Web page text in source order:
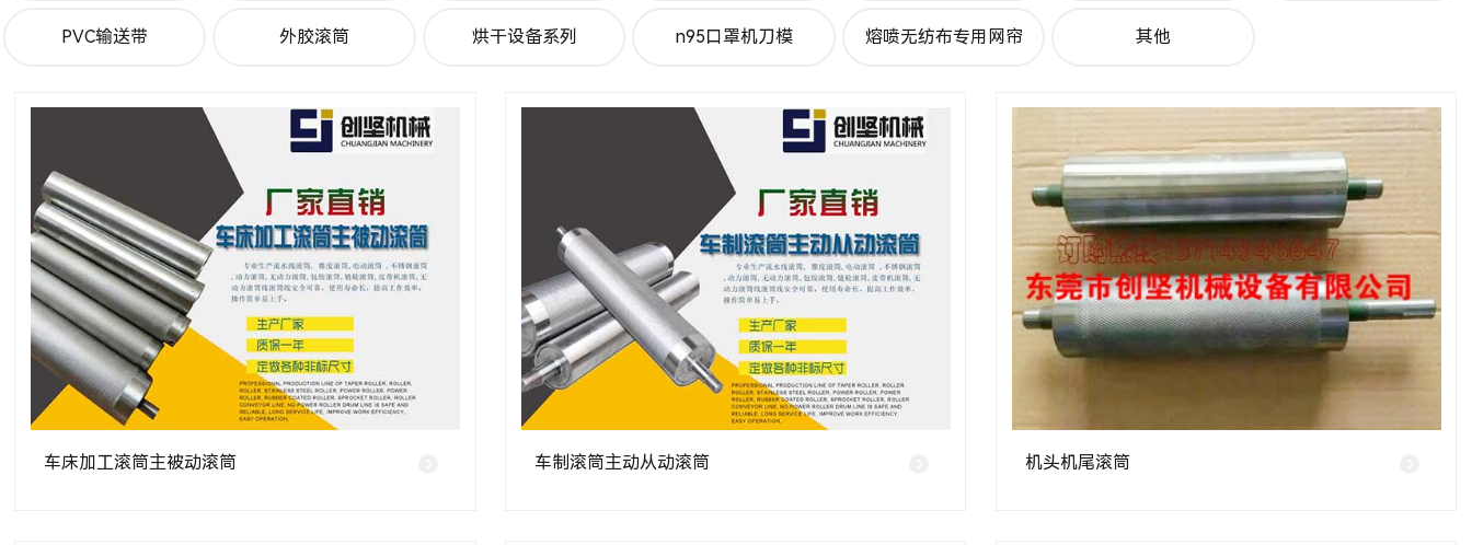
PVC输送带 外胶滚筒 烘干设备系列 n95口罩机刀模 熔喷无纺布专用网帘 其他
车床加工滚筒主被动滚筒 车制滚筒主动从动滚筒 机头机尾滚筒